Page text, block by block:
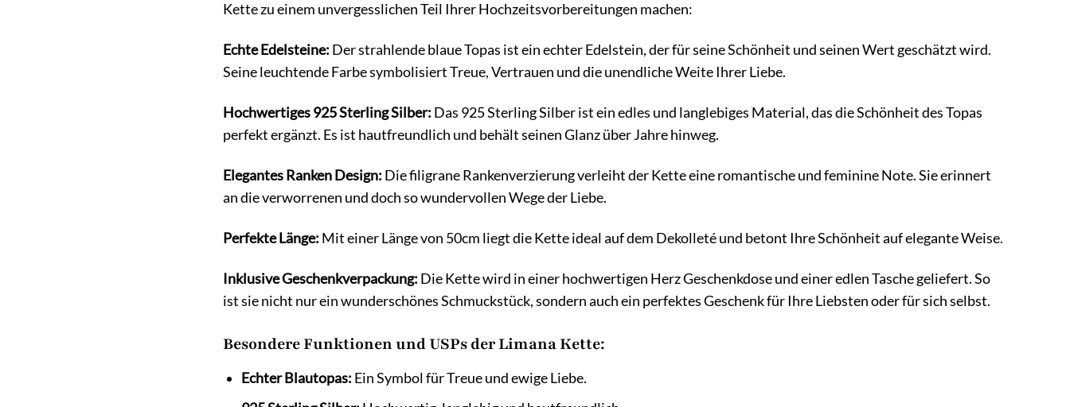
Kette zu einem unvergesslichen Teil Ihrer Hochzeitsvorbereitungen machen:
Echte Edelsteine: Der strahlende blaue Topas ist ein echter Edelstein, der für seine Schönheit und seinen Wert geschätzt wird.
Seine leuchtende Farbe symbolisiert Treue, Vertrauen und die unendliche Weite Ihrer Liebe.
Hochwertiges 925 Sterling Silber: Das 925 Sterling Silber ist ein edles und langlebiges Material, das die Schönheit des Topas
perfekt ergänzt. Es ist hautfreundlich und behält seinen Glanz über Jahre hinweg.
Elegantes Ranken Design: Die filigrane Rankenverzierung verleiht der Kette eine romantische und feminine Note. Sie erinnert
an die verworrenen und doch so wundervollen Wege der Liebe.
Perfekte Länge: Mit einer Länge von 50cm liegt die Kette ideal auf dem Dekolleté und betont Ihre Schönheit auf elegante Weise.
Inklusive Geschenkverpackung: Die Kette wird in einer hochwertigen Herz Geschenkdose und einer edlen Tasche geliefert. So
ist sie nicht nur ein wunderschönes Schmuckstück, sondern auch ein perfektes Geschenk für Ihre Liebsten oder für sich selbst.
Besondere Funktionen und USPs der Limana Kette:
Echter Blautopas: Ein Symbol für Treue und ewige Liebe.